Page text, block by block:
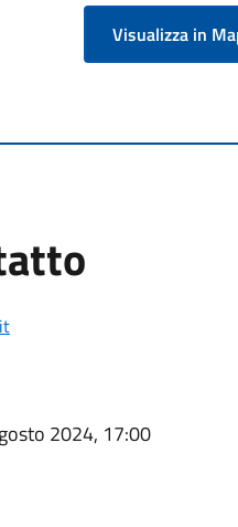
Visualizza in
2024, 17:00